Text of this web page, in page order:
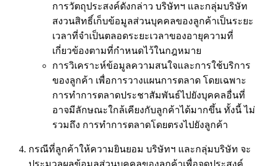
การวัตถุประสงค์ดังกล่าว บริษัทฯ และกลุ่มบริษัท
สงวนสิทธิ์เก็บข้อมูลส่วนบุคคลของลูกค้าเป็นระยะ
เวลาที่จำเป็นตลอดระยะเวลาของอายุความที่
เกี่ยวข้องตามที่กำหนดไว้ในกฎหมาย
การวิเคราะห์ข้อมูลความสนใจและการใช้บริการ
ของลูกค้า เพื่อการวางแผนการตลาด โดยเฉพาะ
การทำการตลาดประชาสัมพันธ์ไปยังบุคคลอื่นที่
อาจมีลักษณะใกล้เคียงกับลูกค้าได้มากขึ้น ทั้งนี้ ไม่
รวมถึง การทำการตลาดโดยตรงไปยังลูกค้า
กรณีที่ลูกค้าให้ความยินยอม บริษัทฯ และกลุ่มบริษัท จะ
ประมวลผลข้อมูลส่วนบุคคลของลูกค้าเพื่อจุดประสงค์